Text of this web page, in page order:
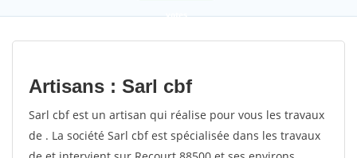
votes
Artisans : Sarl cbf
Sarl cbf est un artisan qui réalise pour vous les travaux
de . La société Sarl cbf est spécialisée dans les travaux